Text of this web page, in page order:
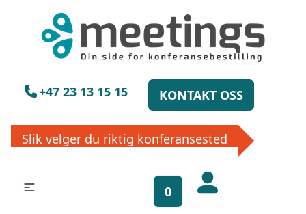
+47 23 13 15 15 KONTAKT OSS
Slik velger du riktig konferansested
0
Vennligst vent
bookinghjelp, send
oss din forespørsel!